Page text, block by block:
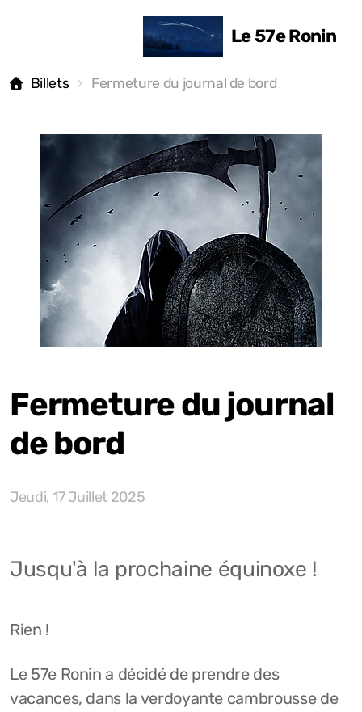
Le 57e Ronin
Billets Fermeture du journal de bord
Fermeture du journal
de bord
Jeudi, 17 Juillet 2025
Jusqu'à la prochaine équinoxe !
Rien !
Le 57e Ronin a décidé de prendre des
vacances, dans la verdoyante cambrousse de